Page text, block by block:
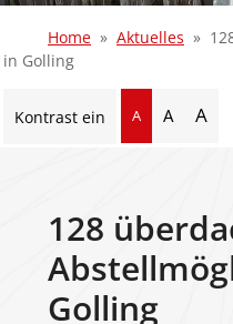
Home Aktuelles
in Golling
Kontrast ein A A A
128
Golling